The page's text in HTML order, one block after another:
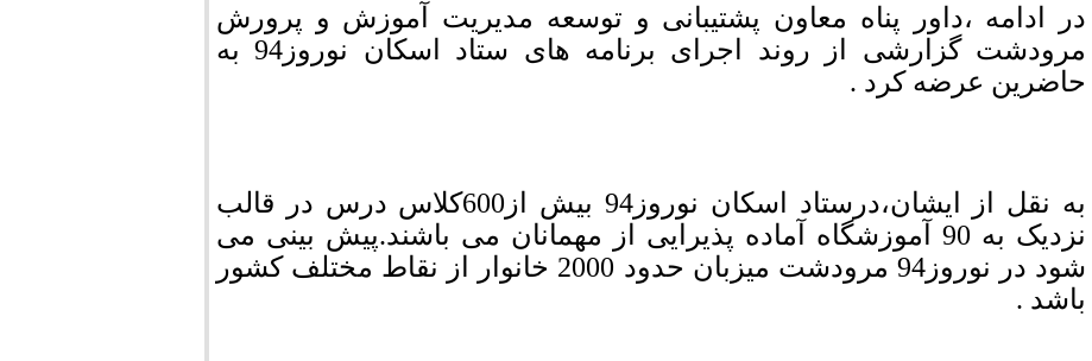
در ادامه ،داور پناه معاون پشتیبانی و توسعه مدیریت آموزش و پرورش
مرودشت گزارشی از روند اجرای برنامه های ستاد اسکان نوروز94 به
حاضرین عرضه کرد .
به نقل از ایشان،درستاد اسکان نوروز94 بیش از600کلاس درس در قالب
نزدیک به 90 آموزشگاه آماده پذیرایی از مهمانان می باشند.پیش بینی می
شود در نوروز94 مرودشت میزبان حدود 2000 خانوار از نقاط مختلف کشور
باشد .